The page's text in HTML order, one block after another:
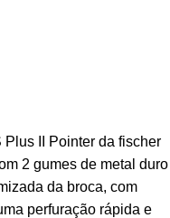
II Pointer da fischer
2 gumes de metal duro
da broca, com
perfuração rápida e